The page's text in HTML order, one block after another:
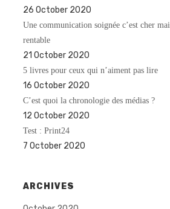
26 October 2020
Une communication soignée c’est cher
rentable
21 October 2020
5 livres pour ceux qui n’aiment pas lire
16 October 2020
C’est quoi la chronologie des médias ?
12 October 2020
Test : Print24
7 October 2020
ARCHIVES